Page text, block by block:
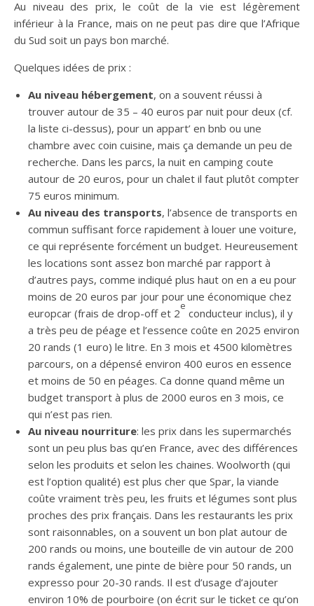
Au niveau des prix, le coût de la vie est légèrement
inférieur à la France, mais on ne peut pas dire que l’Afrique
du Sud soit un pays bon marché.
Quelques idées de prix :
Au niveau hébergement, on a souvent réussi à
trouver autour de 35 – 40 euros par nuit pour deux (cf.
la liste ci-dessus), pour un appart’ en bnb ou une
chambre avec coin cuisine, mais ça demande un peu de
recherche. Dans les parcs, la nuit en camping coute
autour de 20 euros, pour un chalet il faut plutôt compter
75 euros minimum.
Au niveau des transports, l’absence de transports en
commun suffisant force rapidement à louer une voiture,
ce qui représente forcément un budget. Heureusement
les locations sont assez bon marché par rapport à
d’autres pays, comme indiqué plus haut on en a eu pour
moins de 20 euros par jour pour une économique chez
europcar (frais de drop-off et 2
e
conducteur inclus), il y
a très peu de péage et l’essence coûte en 2025 environ
20 rands (1 euro) le litre. En 3 mois et 4500 kilomètres
parcours, on a dépensé environ 400 euros en essence
et moins de 50 en péages. Ca donne quand même un
budget transport à plus de 2000 euros en 3 mois, ce
qui n’est pas rien.
Au niveau nourriture: les prix dans les supermarchés
sont un peu plus bas qu’en France, avec des différences
selon les produits et selon les chaines. Woolworth (qui
est l’option qualité) est plus cher que Spar, la viande
coûte vraiment très peu, les fruits et légumes sont plus
proches des prix français. Dans les restaurants les prix
sont raisonnables, on a souvent un bon plat autour de
200 rands ou moins, une bouteille de vin autour de 200
rands également, une pinte de bière pour 50 rands, un
expresso pour 20-30 rands. Il est d’usage d’ajouter
environ 10% de pourboire (on écrit sur le ticket ce qu’on